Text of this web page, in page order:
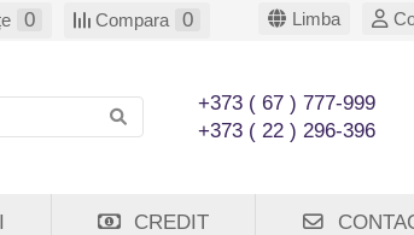
0 Compara 0 Limba
+373 ( 67 ) 777-999
+373 ( 22 ) 296-396
CREDIT